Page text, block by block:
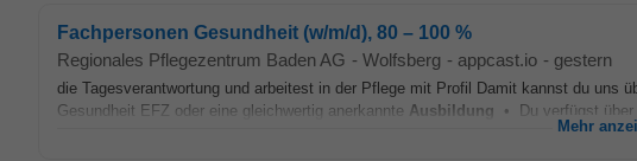
Fachpersonen Gesundheit (w/m/d), 80 – 100 %
Regionales Pflegezentrum Baden AG - Wolfsberg - appcast.io - gestern
die Tagesverantwortung und arbeitest in der Pflege mit Profil Damit kannst du uns
Gesundheit EFZ oder eine gleichwertig anerkannte Ausbildung • Du verfügst über
Mehr